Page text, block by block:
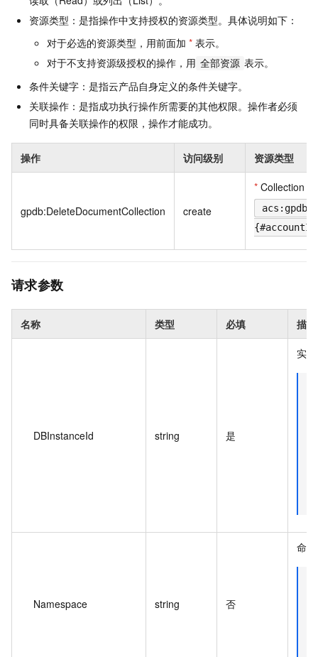
资源类型：是指操作中支持授权的资源类型。具体说明如下：
对于必选的资源类型，用前面加 * 表示。
对于不支持资源级授权的操作，用 全部资源 表示。
条件关键字：是指云产品自身定义的条件关键字。
关联操作：是指成功执行操作所需要的其他权限。操作者必须
同时具备关联操作的权限，操作才能成功。
操作 访问级别 资源类型
gpdb:DeleteDocumentCollection create
* Collection
请求参数
名称 类型 必填 描述
DBInstanceId string 是
实
Namespace string 否
命